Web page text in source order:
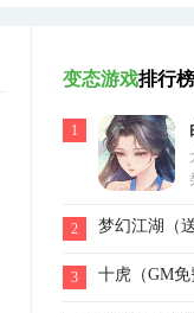
变态游戏排行榜
1
2 梦幻江湖（
3 十虎（GM免